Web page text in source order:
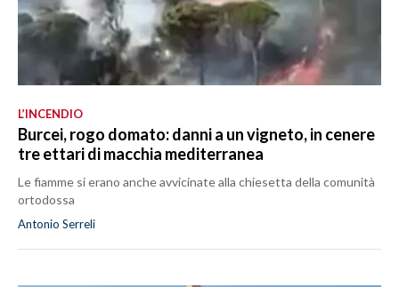
L’INCENDIO
Burcei, rogo domato: danni a un vigneto, in cenere
tre ettari di macchia mediterranea
Le fiamme si erano anche avvicinate alla chiesetta della comunità
ortodossa
Antonio Serreli